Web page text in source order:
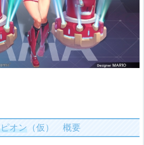
オン（仮） 概要